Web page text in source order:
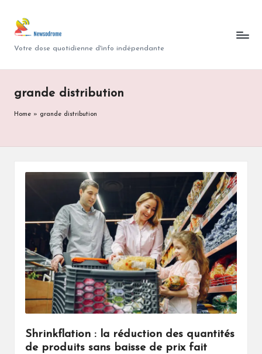
content
N
e
w
s
o
r
Votre dose quotidienne d'info indépendante
grande distribution
Home » grande distribution
Shrinkflation : la réduction des quantités
de produits sans baisse de prix fait